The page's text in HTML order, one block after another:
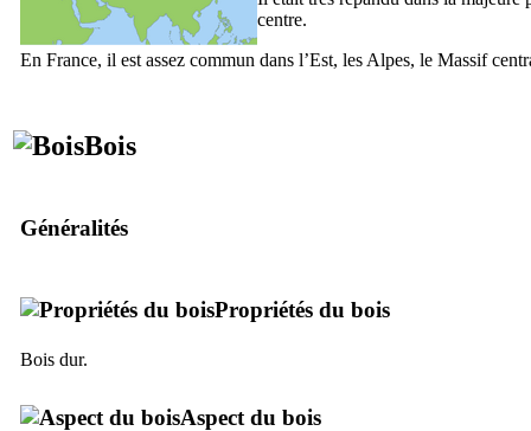
centre.
En France, il est assez commun dans l’Est, les Alpes, le Massif
Bois
Généralités
Propriétés du bois
Bois dur.
Aspect du bois